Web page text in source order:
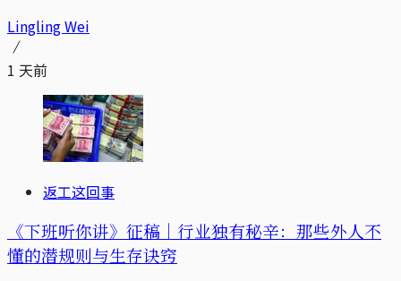
Lingling Wei
1 天前
返工这回事
《下班听你讲》征稿｜行业独有秘辛：那些外人不
懂的潜规则与生存诀窍